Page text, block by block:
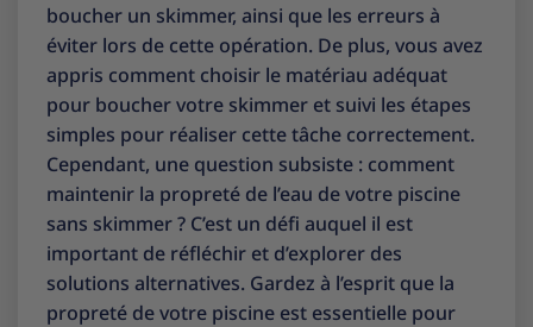
boucher un skimmer, ainsi que les erreurs à
éviter lors de cette opération. De plus, vous avez
appris comment choisir le matériau adéquat
pour boucher votre skimmer et suivi les étapes
simples pour réaliser cette tâche correctement.
Cependant, une question subsiste : comment
maintenir la propreté de l’eau de votre piscine
sans skimmer ? C’est un défi auquel il est
important de réfléchir et d’explorer des
solutions alternatives. Gardez à l’esprit que la
propreté de votre piscine est essentielle pour